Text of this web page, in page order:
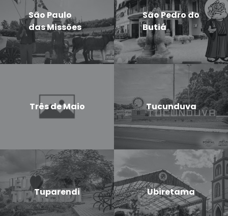
São Paulo
das Missões
São Pedro do
Butiá
Três de Maio Tucunduva
Tuparendi Ubiretama